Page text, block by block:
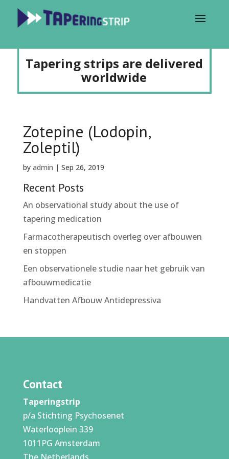
Tapering strips are delivered
worldwide
Zotepine (Lodopin,
Zoleptil)
by admin | Sep 26, 2019
Recent Posts
An observational study about the use of
tapering medication
Farmacotherapeutisch overleg over afbouwen
en stoppen
Een observationele studie naar het gebruik van
afbouwmedicatie
Handvatten Afbouw Antidepressiva
Contact
Taperingstrip
p/a Stichting Psychosenet
Waterlooplein 339
1011PG Amsterdam